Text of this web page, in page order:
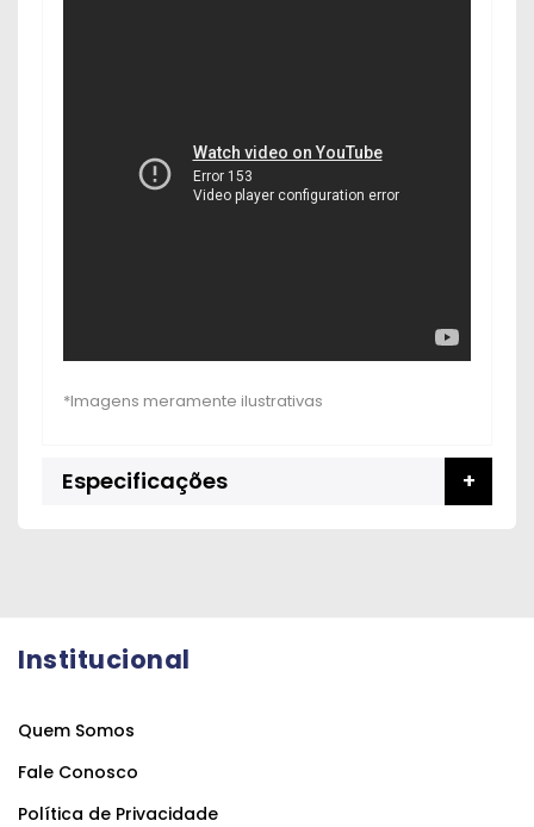
Especificações
Institucional
Quem Somos
Fale Conosco
Política de Privacidade